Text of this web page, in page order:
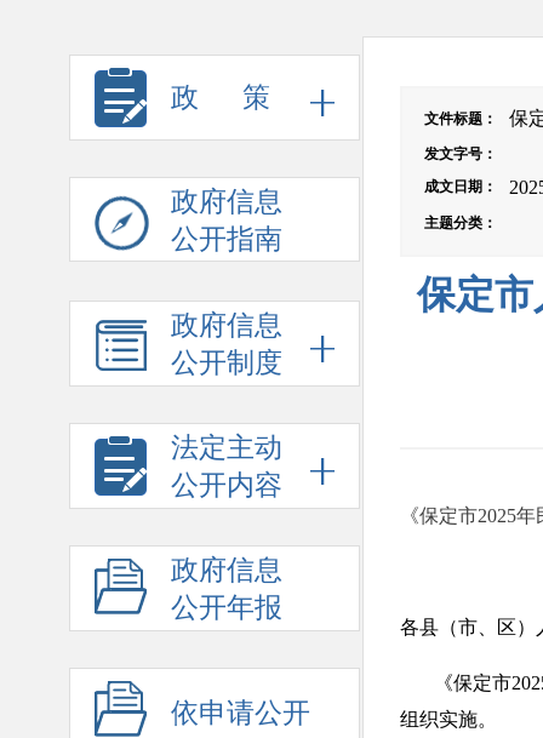
政 策
政府信息
公开指南
政府信息
公开制度
法定主动
公开内容
政府信息
公开年报
依申请公开
文件标题 ： 保
发文字号 ：
成文日期 ：
主题分类 ：
保定市
《保定市2025
各县（市、区）
《保定市2025
组织实施。